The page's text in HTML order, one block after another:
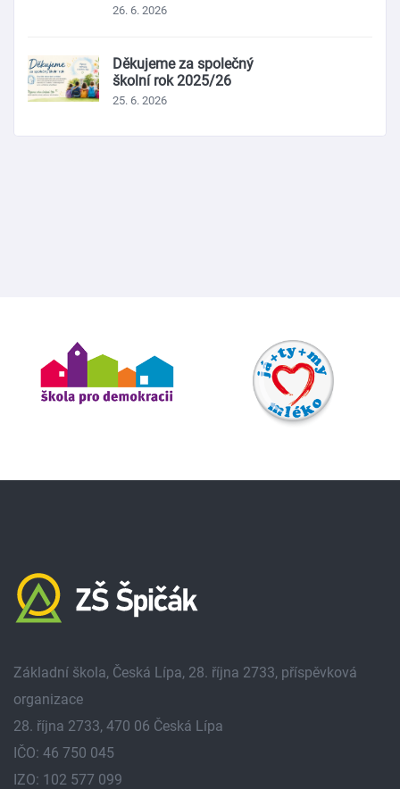
26. 6. 2026
Děkujeme za společný
školní rok 2025/26
25. 6. 2026
Základní škola, Česká Lípa, 28. října 2733, příspěvková
organizace
28. října 2733, 470 06 Česká Lípa
IČO: 46 750 045
IZO: 102 577 099